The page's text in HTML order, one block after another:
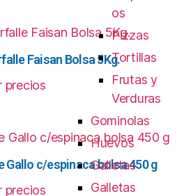
Faisan Bolsa 5Kg.
precios
Gallo c/espinaca bolsa 450 g
precios
os
Pizzas
Tortillas
Frutas y
Verduras
Gominolas
Huevos
Galletas
Galletas